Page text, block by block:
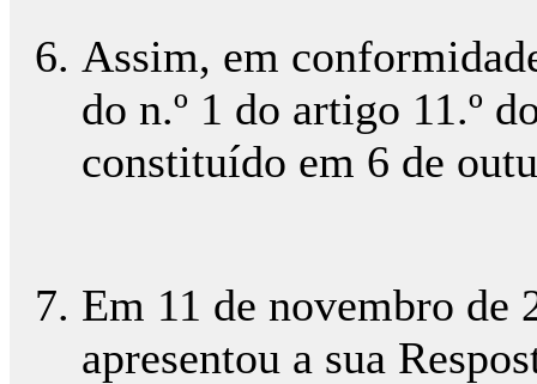
Assim, em
do n.º 1 do artigo 11.º
constituído em 6 de
Em 11 de novembro de
apresentou a sua